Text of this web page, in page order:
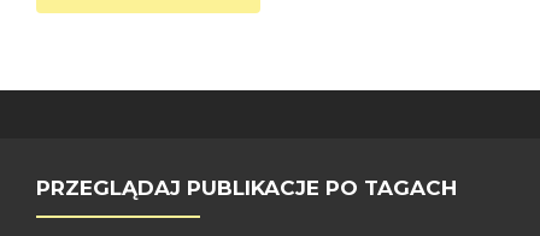
PRZEGLĄDAJ PUBLIKACJE PO TAGACH